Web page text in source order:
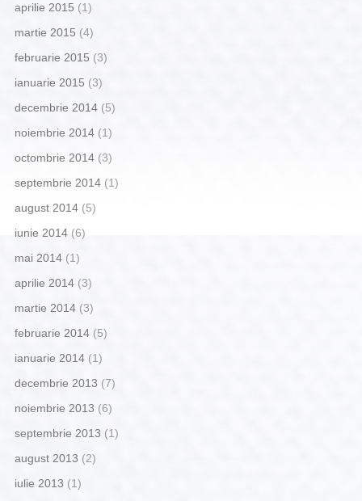
aprilie 2015 (1)
martie 2015 (4)
februarie 2015 (3)
ianuarie 2015 (3)
decembrie 2014(5)
noiembrie 2014(1)
octombrie 2014(3)
septembrie 2014(1)
august 2014(5)
iunie 2014(6)
mai 2014(1)
aprilie 2014(3)
martie 2014(3)
februarie 2014(5)
ianuarie 2014(1)
decembrie 2013 (7)
noiembrie 2013 (6)
septembrie 2013 (1)
august 2013 (2)
iulie 2013 (1)